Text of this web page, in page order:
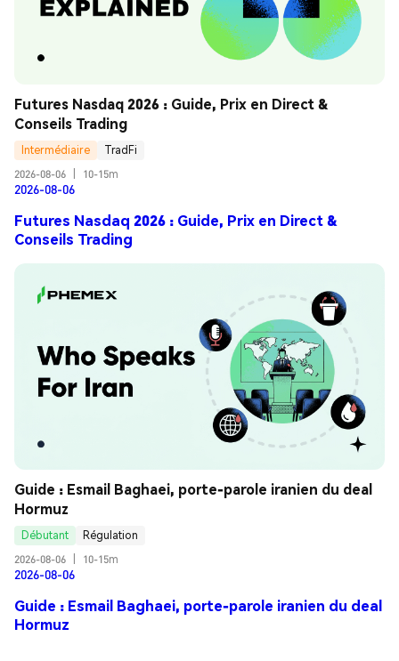
Futures Nasdaq 2026 : Guide, Prix en Direct &
Conseils Trading
Intermédiaire
TradFi
2026-08-06
10-15m
2026-08-06
Futures Nasdaq 2026 : Guide, Prix en Direct &
Conseils Trading
Guide : Esmail Baghaei, porte-parole iranien du deal
Hormuz
Débutant
Régulation
2026-08-06
10-15m
2026-08-06
Guide : Esmail Baghaei, porte-parole iranien du deal
Hormuz